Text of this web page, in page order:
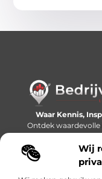
Wij
Waar Kennis,
Ontdek
Bericht